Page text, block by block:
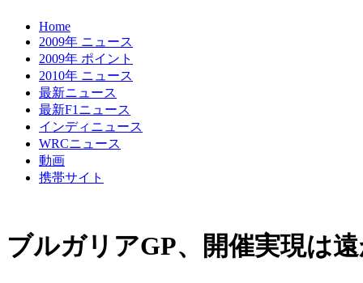
Home
2009年 ニュース
2009年 ポイント
2010年 ニュース
最新ニュース
最新F1ニュース
インディニュース
WRCニュース
動画
携帯サイト
ブルガリアGP、開催実現は